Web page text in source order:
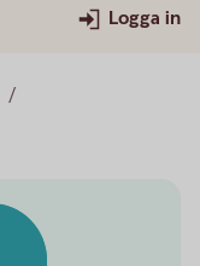
Logga in